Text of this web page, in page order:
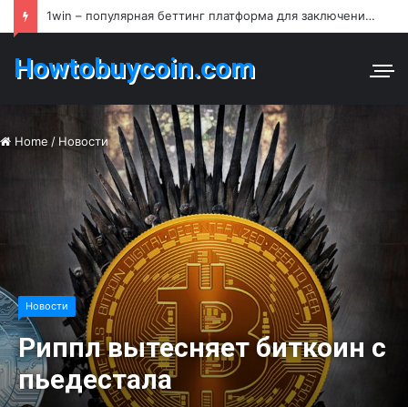
1win – популярная беттинг платформа для заключения пари и азартных игр в Узбекистане
Howtobuycoin.com
Home / Новости
Новости
Риппл вытесняет биткоин с
пьедестала